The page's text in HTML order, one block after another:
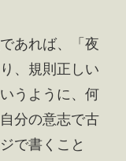
あれば、「夜
、規則正しい
うように、何
分の意志で古
で書くこと